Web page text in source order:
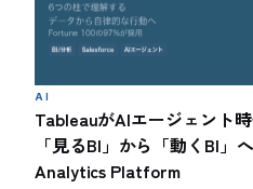
AI
TableauがAIエージェント
「見るBI」から「動くBI
Analytics Platform